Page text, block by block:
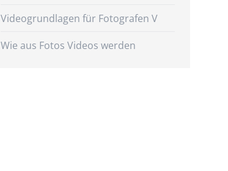
Videogrundlagen für Fotografen V
Wie aus Fotos Videos werden